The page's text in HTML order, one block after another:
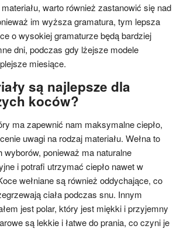
warto również zastanowić się nad
im wyższa gramatura, tym lepsza
o wysokiej gramaturze będą bardziej
dni, podczas gdy lżejsze modele
miesiące.
są najlepsze dla
koców?
ma zapewnić nam maksymalne ciepło,
uwagi na rodzaj materiału. Wełna to
wyborów, ponieważ ma naturalne
i potrafi utrzymać ciepło nawet w
wełniane są również oddychające, co
ciała podczas snu. Innym
jest polar, który jest miękki i przyjemny
są lekkie i łatwe do prania, co czyni je